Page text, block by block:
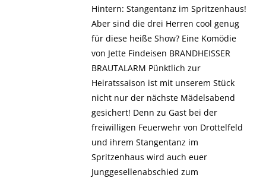
Hintern: Stangentanz im Spritzenhaus!
Aber sind die drei Herren cool genug
für diese heiße Show? Eine Komödie
von Jette Findeisen BRANDHEISSER
BRAUTALARM Pünktlich zur
Heiratssaison ist mit unserem Stück
nicht nur der nächste Mädelsabend
gesichert! Denn zu Gast bei der
freiwilligen Feuerwehr von Drottelfeld
und ihrem Stangentanz im
Spritzenhaus wird auch euer
Junggesellenabschied zum